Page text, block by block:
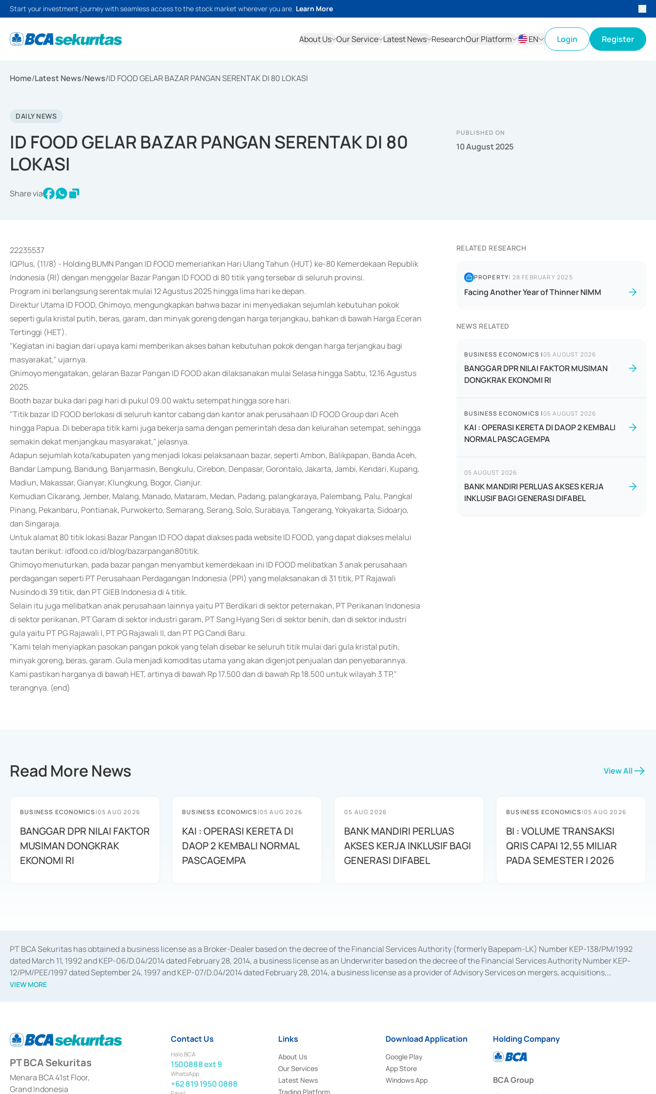
Start your investment journey with seamless access to the stock market wherever you are. Learn More
About Us Our Service Latest News ResearchOur Platform
EN
Login Register
Home/Latest News/News/ID FOOD GELAR BAZAR PANGAN SERENTAK DI 80 LOKASI
DAILY NEWS
ID FOOD GELAR BAZAR PANGAN SERENTAK DI 80
LOKASI
Share via
PUBLISHED ON
10 August 2025
22235537
IQPlus, (11/8) - Holding BUMN Pangan ID FOOD memeriahkan Hari Ulang Tahun (HUT) ke-80 Kemerdekaan Republik
Indonesia (RI) dengan menggelar Bazar Pangan ID FOOD di 80 titik yang tersebar di seluruh provinsi.
Program ini berlangsung serentak mulai 12 Agustus 2025 hingga lima hari ke depan.
Direktur Utama ID FOOD, Ghimoyo, mengungkapkan bahwa bazar ini menyediakan sejumlah kebutuhan pokok
seperti gula kristal putih, beras, garam, dan minyak goreng dengan harga terjangkau, bahkan di bawah Harga Eceran
Tertinggi (HET).
"Kegiatan ini bagian dari upaya kami memberikan akses bahan kebutuhan pokok dengan harga terjangkau bagi
masyarakat," ujarnya.
Ghimoyo mengatakan, gelaran Bazar Pangan ID FOOD akan dilaksanakan mulai Selasa hingga Sabtu, 12.16 Agustus
2025.
Booth bazar buka dari pagi hari di pukul 09.00 waktu setempat hingga sore hari.
"Titik bazar ID FOOD berlokasi di seluruh kantor cabang dan kantor anak perusahaan ID FOOD Group dari Aceh
hingga Papua. Di beberapa titik kami juga bekerja sama dengan pemerintah desa dan kelurahan setempat, sehingga
semakin dekat menjangkau masyarakat," jelasnya.
Adapun sejumlah kota/kabupaten yang menjadi lokasi pelaksanaan bazar, seperti Ambon, Balikpapan, Banda Aceh,
Bandar Lampung, Bandung, Banjarmasin, Bengkulu, Cirebon, Denpasar, Gorontalo, Jakarta, Jambi, Kendari, Kupang,
Madiun, Makassar, Gianyar, Klungkung, Bogor, Cianjur.
Kemudian Cikarang, Jember, Malang, Manado, Mataram, Medan, Padang, palangkaraya, Palembang, Palu, Pangkal
Pinang, Pekanbaru, Pontianak, Purwokerto, Semarang, Serang, Solo, Surabaya, Tangerang, Yokyakarta, Sidoarjo,
dan Singaraja.
Untuk alamat 80 titik lokasi Bazar Pangan ID FOO dapat diakses pada website ID FOOD, yang dapat diakses melalui
tautan berikut: idfood.co.id/blog/bazarpangan80titik.
Ghimoyo menuturkan, pada bazar pangan menyambut kemerdekaan ini ID FOOD melibatkan 3 anak perusahaan
perdagangan seperti PT Perusahaan Perdagangan Indonesia (PPI) yang melaksanakan di 31 titik, PT Rajawali
Nusindo di 39 titik, dan PT GIEB Indonesia di 4 titik.
Selain itu juga melibatkan anak perusahaan lainnya yaitu PT Berdikari di sektor peternakan, PT Perikanan Indonesia
di sektor perikanan, PT Garam di sektor industri garam, PT Sang Hyang Seri di sektor benih, dan di sektor industri
gula yaitu PT PG Rajawali I, PT PG Rajawali II, dan PT PG Candi Baru.
"Kami telah menyiapkan pasokan pangan pokok yang telah disebar ke seluruh titik mulai dari gula kristal putih,
minyak goreng, beras, garam. Gula menjadi komoditas utama yang akan digenjot penjualan dan penyebarannya.
Kami pastikan harganya di bawah HET, artinya di bawah Rp 17.500 dan di bawah Rp 18.500 untuk wilayah 3 TP,"
terangnya. (end)
RELATED RESEARCH
PROPERTY| 28 FEBRUARY 2025
Facing Another Year of Thinner NIMM
NEWS RELATED
BUSINESS ECONOMICS |05 AUGUST 2026
BANGGAR DPR NILAI FAKTOR MUSIMAN
DONGKRAK EKONOMI RI
BUSINESS ECONOMICS |05 AUGUST 2026
KAI : OPERASI KERETA DI DAOP 2 KEMBALI
NORMAL PASCAGEMPA
05 AUGUST 2026
BANK MANDIRI PERLUAS AKSES KERJA
INKLUSIF BAGI GENERASI DIFABEL
Read More News View All
BUSINESS ECONOMICS|05 AUG 2026
BANGGAR DPR NILAI FAKTOR
MUSIMAN DONGKRAK
EKONOMI RI
BUSINESS ECONOMICS|05 AUG 2026
KAI : OPERASI KERETA DI
DAOP 2 KEMBALI NORMAL
PASCAGEMPA
05 AUG 2026
BANK MANDIRI PERLUAS
AKSES KERJA INKLUSIF BAGI
GENERASI DIFABEL
BUSINESS ECONOMICS|05 AUG 2026
BI : VOLUME TRANSAKSI
QRIS CAPAI 12,55 MILIAR
PADA SEMESTER I 2026
PT BCA Sekuritas has obtained a business license as a Broker-Dealer based on the decree of the Financial Services Authority (formerly Bapepam-LK) Number KEP-138/PM/1992
dated March 11, 1992 and KEP-06/D.04/2014 dated February 28, 2014, a business license as an Underwriter based on the decree of the Financial Services Authority Number KEP-
12/PM/PEE/1997 dated September 24, 1997 and KEP-07/D.04/2014 dated February 28, 2014, a business license as a provider of Advisory Services on mergers, acquisitions,
divestments, and joint ventures based on the decree of the Financial Services Authority Number S-67/PM.21/2014 dated February 28, 2014, a business license as a provider of
Settlement of Commercial Paper Transactions whose license was issued in 2018.
VIEW MORE
PT BCA Sekuritas
Menara BCA 41st Floor,
Grand Indonesia
Contact Us
Halo BCA
1500888 ext 9
WhatsApp
+62 819 1950 0888
Links
About Us
Our Services
Latest News
Trading Platform
Download Application
Google Play
App Store
Windows App
Holding Company
BCA Group